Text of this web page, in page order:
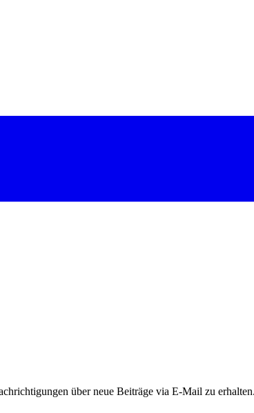
über neue Beiträge via E-Mail zu erhalten.